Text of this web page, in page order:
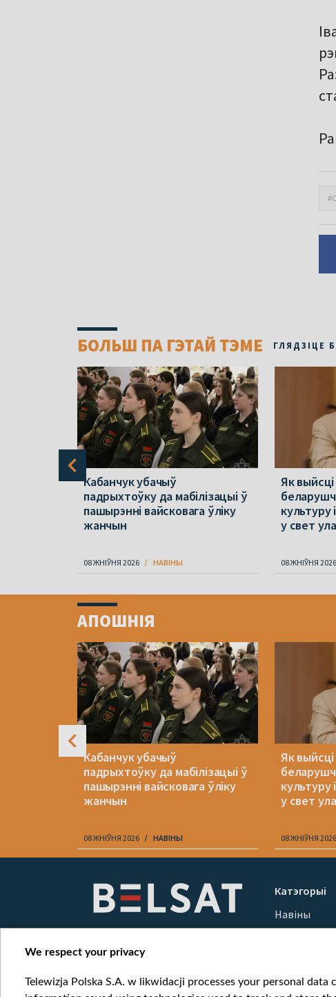
БОЛЬШ ПА ГЭТАЙ ТЭМЕ ГЛЯДЗІЦЕ
Кабанчук убачыў
падрыхтоўку да мабілізацыі ў
пашырэнні вайсковага ўліку
жанчын
08 ЖНІЎНЯ 2026 НАВІНЫ
Як
культуру
у свет
08 ЖНІЎНЯ 2026
ofАПОШНІЯ
Кабанчук убачыў
падрыхтоўку да мабілізацыі ў
пашырэнні вайсковага ўліку
жанчын
08 ЖНІЎНЯ 2026 НАВІНЫ
Як
культуру
у свет
08 ЖНІЎНЯ 2026
Катэгорыі
Навіны
Вайна
We respect your privacy
Telewizja Polska S.A. w likwidacji processes your personal